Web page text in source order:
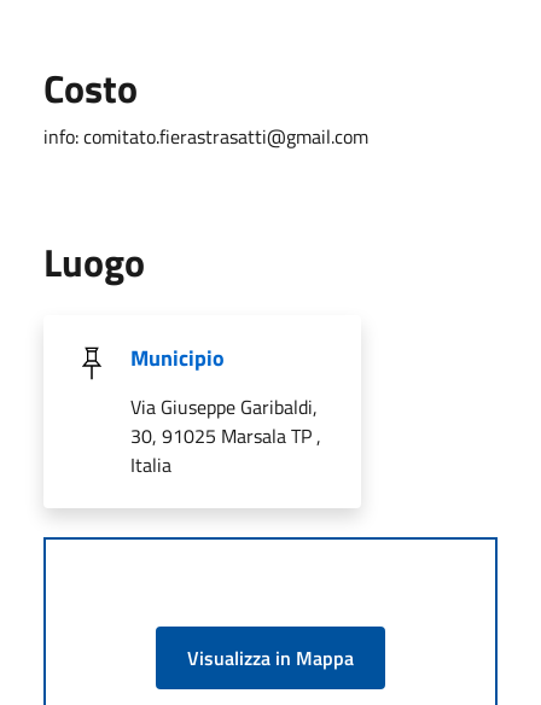
Costo
info: comitato.fierastrasatti@gmail.com
Luogo
Municipio
Via Giuseppe Garibaldi,
30, 91025 Marsala TP ,
Italia
Visualizza in Mappa